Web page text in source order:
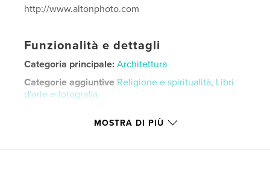
http://www.altonphoto.com
Funzionalità e dettagli
Categoria principale: Architettura
Categorie aggiuntive Religione e spiritualità, Libri
d'arte e fotografia
MOSTRA DI PIÙ